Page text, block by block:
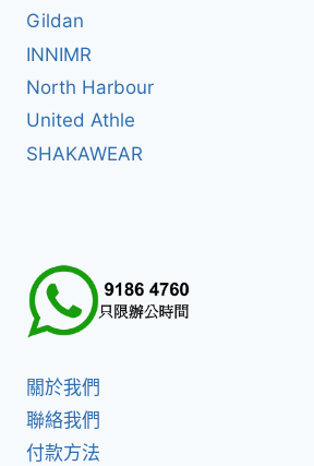
Gildan
INNIMR
North Harbour
United Athle
SHAKAWEAR
關於我們
聯絡我們
付款方法